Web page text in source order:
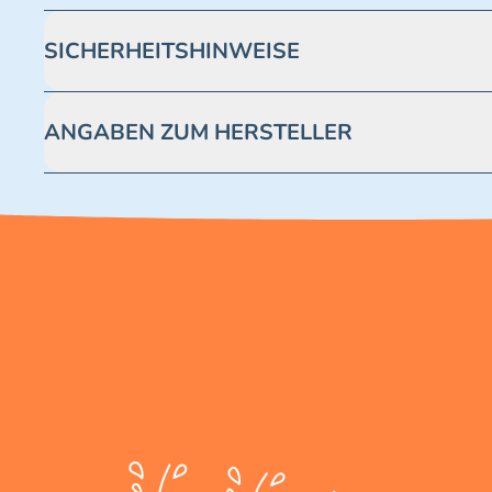
SICHERHEITSHINWEISE
ANGABEN ZUM HERSTELLER